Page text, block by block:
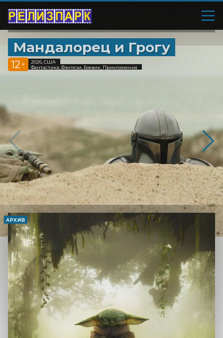
Мандалорец и Грогу
12 +
2026, США
Фантастика, Фэнтези, Боевик, Приключения
АРХИВ